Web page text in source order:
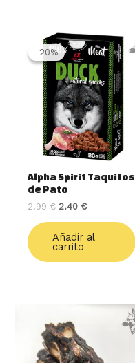
-20%
-20%
Alpha Spirit Taquitos
de Pato
2.99€
El
precio
original
era:
2.99 €.
2.40 €
El
precio
actual
es:
2.40 €.
Añadir al
carrito